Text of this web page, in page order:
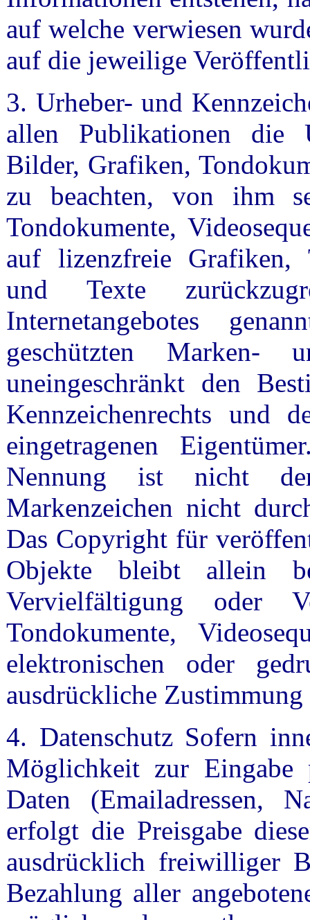
auf welche verwiesen
auf die jeweilige
3. Urheber- und
allen Publikationen die
Bilder, Grafiken,
zu beachten, von ihm
Tondokumente,
auf lizenzfreie Grafiken,
und Texte
Internetangebotes
geschützten Marken-
uneingeschränkt den
Kennzeichenrechts und
eingetragenen
Nennung ist nicht
Markenzeichen nicht
Das Copyright für
Objekte bleibt allein
Vervielfältigung oder
Tondokumente,
elektronischen oder
ausdrückliche
4. Datenschutz Sofern
Möglichkeit zur Eingabe
Daten (Emailadressen,
erfolgt die Preisgabe
ausdrücklich freiwilliger
Bezahlung aller